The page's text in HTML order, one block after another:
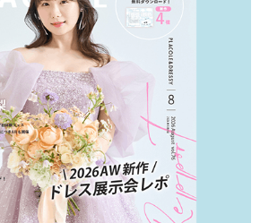
ング診断」か、体験型 […]続きを読む